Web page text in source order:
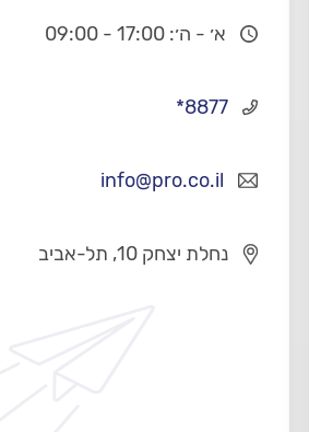
א׳ - ה׳: 17:00 - 09:00
info@pro.co.il
*8877
נחלת יצחק 10, תל-אביב